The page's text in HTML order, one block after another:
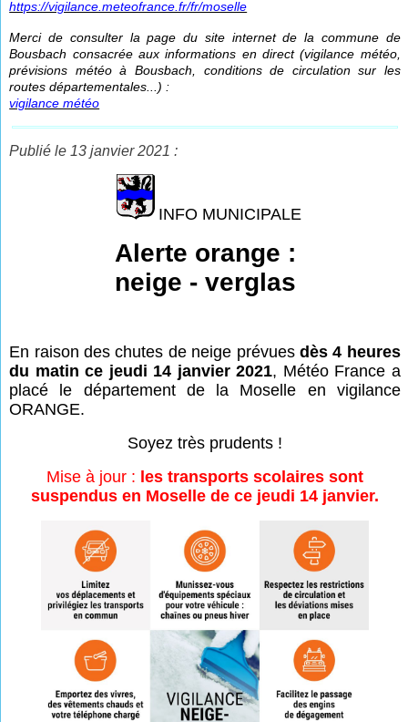
https://vigilance.meteofrance.fr/fr/moselle
Merci de consulter la page du site internet de la commune de
Bousbach consacrée aux informations en direct (vigilance météo,
prévisions météo à Bousbach, conditions de circulation sur les
routes départementales...) :
vigilance météo
Publié le 13 janvier 2021 :
INFO MUNICIPALE
Alerte orange :
neige - verglas
En raison des chutes de neige prévuesdès 4 heures
du matin ce jeudi 14 janvier 2021, Météo France a
placé le département de la Moselle en vigilance
ORANGE.
Soyez très prudents !
Mise à jour : les transports scolaires sont
suspendus en Moselle de ce jeudi 14 janvier.